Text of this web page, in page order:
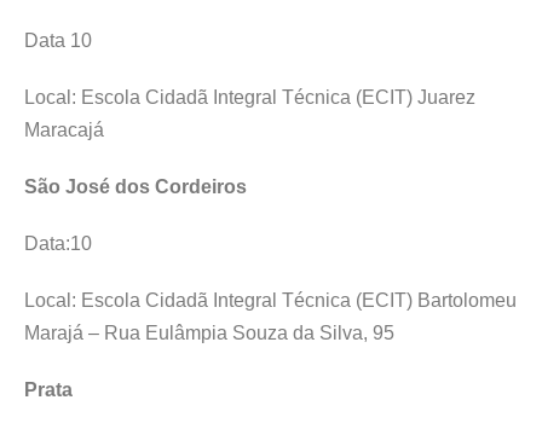
Data 10
Local: Escola Cidadã Integral Técnica (ECIT) Juarez
Maracajá
São José dos Cordeiros
Data:10
Local: Escola Cidadã Integral Técnica (ECIT) Bartolomeu
Marajá – Rua Eulâmpia Souza da Silva, 95
Prata